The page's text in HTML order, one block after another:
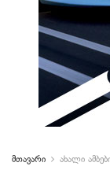
მთავარი ახალი